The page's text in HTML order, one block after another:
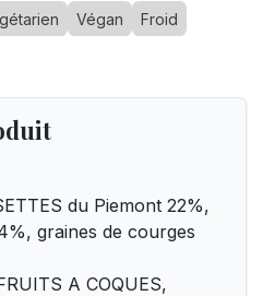
Végan Froid
du Piemont 22%,
graines de courges
A COQUES,